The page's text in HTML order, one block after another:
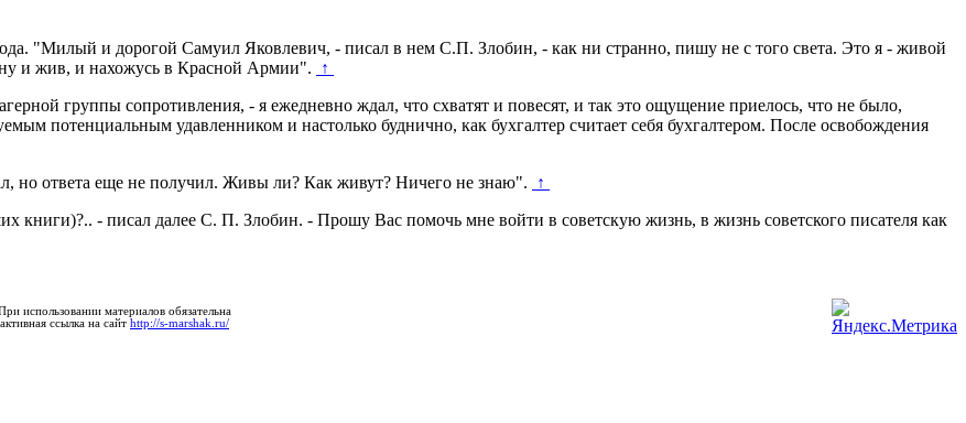
"Милый и дорогой Самуил Яковлевич, - писал в нем С.П. Злобин, - как ни странно, пишу не с того света. Это я - живой
и жив, и нахожусь в Красной Армии".
↑
группы сопротивления, - я ежедневно ждал, что схватят и повесят, и так это ощущение приелось, что не было,
потенциальным удавленником и настолько буднично, как бухгалтер считает себя бухгалтером. После освобождения
но ответа еще не получил. Живы ли? Как живут? Ничего не знаю".
↑
- писал далее С. П. Злобин. - Прошу Вас помочь мне войти в советскую жизнь, в жизнь советского писателя как
использовании материалов обязательна
активная ссылка на сайт http://s-marshak.ru/